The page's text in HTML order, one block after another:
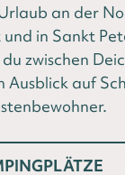
an der
in Sankt
zwischen
Ausblick auf